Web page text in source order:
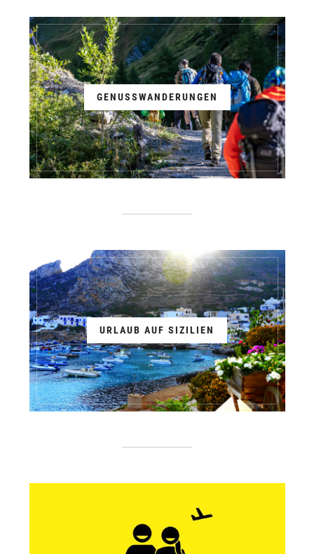
GENUSSWANDERUNGEN
URLAUB AUF SIZILIEN